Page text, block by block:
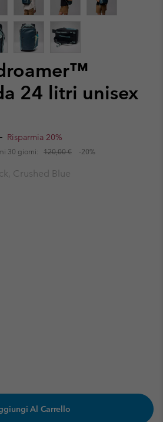
24 litri unisex
Risparmia 20%
30 giorni: 120,00 € -20%
Crushed Blue
Al Carrello